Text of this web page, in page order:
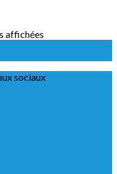
affichées
sociaux